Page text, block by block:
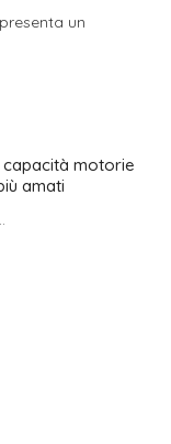
un
motorie
amati